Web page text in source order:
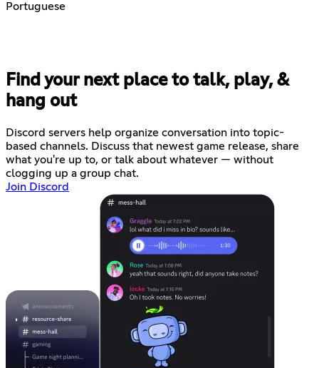
Portuguese
Find your next place to talk, play, &
hang out
Discord servers help organize conversation into topic-
based channels. Discuss that newest game release, share
what you're up to, or talk about whatever — without
clogging up a group chat.
Join Discord